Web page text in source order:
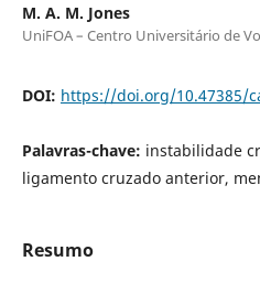
M. A. M. Jones
UniFOA – Centro Universitário de
DOI: https://doi.org/10.47385/
Palavras-chave: instabilidade
ligamento cruzado anterior,
Resumo